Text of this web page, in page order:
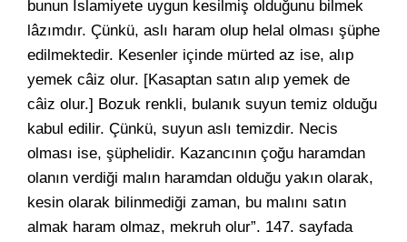
bunun İslamiyete uygun kesilmiş olduğunu bilmek
lâzımdır. Çünkü, aslı haram olup helal olması şüphe
edilmektedir. Kesenler içinde mürted az ise, alıp
yemek câiz olur. [Kasaptan satın alıp yemek de
câiz olur.] Bozuk renkli, bulanık suyun temiz olduğu
kabul edilir. Çünkü, suyun aslı temizdir. Necis
olması ise, şüphelidir. Kazancının çoğu haramdan
olanın verdiği malın haramdan olduğu yakın olarak,
kesin olarak bilinmediği zaman, bu malını satın
almak haram olmaz, mekruh olur”. 147. sayfada